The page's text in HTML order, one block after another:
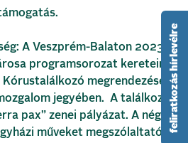
A Veszprém-Balaton 2023
programsorozat keretein
megrendezése a
jegyében. A találkozó
pax” zenei pályázat. A négy
műveket megszólaltató
feliratkozás hírlevélre